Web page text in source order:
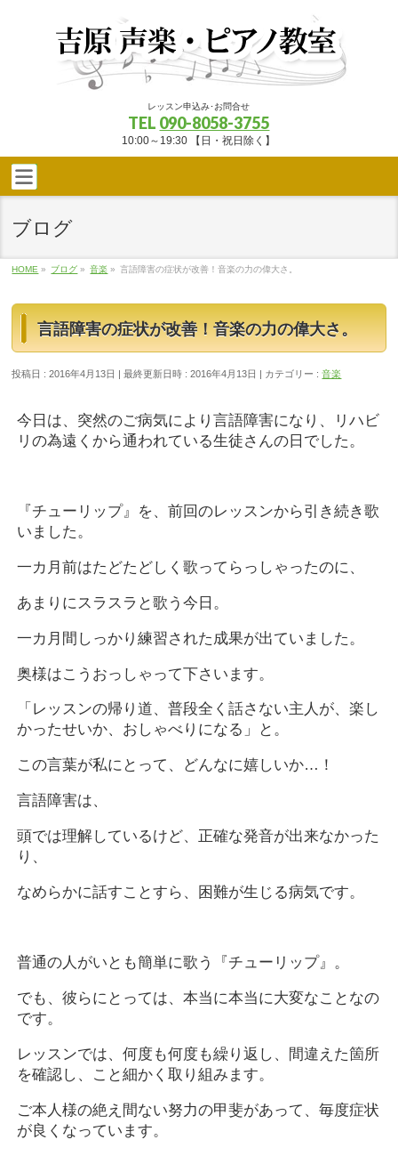
レッスン申込み･お問合せ
TEL 090-8058-3755
10:00～19:30 【日・祝日除く】
ブログ
HOME » ブログ » 音楽 » 言語障害の症状が改善！音楽の力の偉大さ。
言語障害の症状が改善！音楽の力の偉大さ。
投稿日 : 2016年4月13日 最終更新日時 : 2016年4月13日 カテゴリー :音楽
今日は、突然のご病気により言語障害になり、リハビ
リの為遠くから通われている生徒さんの日でした。
『チューリップ』を、前回のレッスンから引き続き歌
いました。
一カ月前はたどたどしく歌ってらっしゃったのに、
あまりにスラスラと歌う今日。
一カ月間しっかり練習された成果が出ていました。
奥様はこうおっしゃって下さいます。
「レッスンの帰り道、普段全く話さない主人が、楽し
かったせいか、おしゃべりになる」と。
この言葉が私にとって、どんなに嬉しいか…！
言語障害は、
頭では理解しているけど、正確な発音が出来なかった
り、
なめらかに話すことすら、困難が生じる病気です。
普通の人がいとも簡単に歌う『チューリップ』。
でも、彼らにとっては、本当に本当に大変なことなの
です。
レッスンでは、何度も何度も繰り返し、間違えた箇所
を確認し、こと細かく取り組みます。
ご本人様の絶え間ない努力の甲斐があって、毎度症状
が良くなっています。